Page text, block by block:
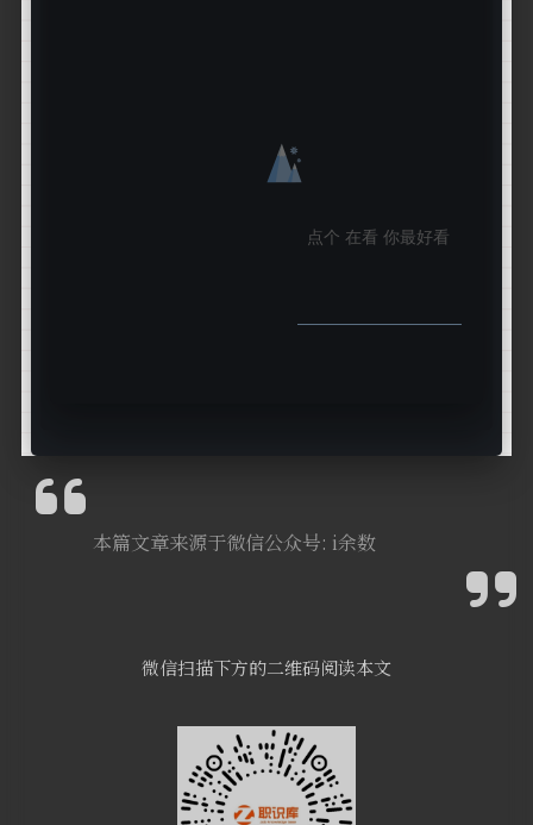
点个 在看 你最好看
本篇文章来源于微信公众号: i余数
微信扫描下方的二维码阅读本文